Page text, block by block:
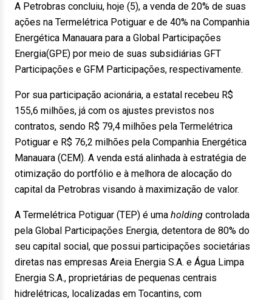
A Petrobras concluiu, hoje (5), a venda de 20% de suas
ações na Termelétrica Potiguar e de 40% na Companhia
Energética Manauara para a Global Participações
Energia(GPE) por meio de suas subsidiárias GFT
Participações e GFM Participações, respectivamente.
Por sua participação acionária, a estatal recebeu R$
155,6 milhões, já com os ajustes previstos nos
contratos, sendo R$ 79,4 milhões pela Termelétrica
Potiguar e R$ 76,2 milhões pela Companhia Energética
Manauara (CEM). A venda está alinhada à estratégia de
otimização do portfólio e à melhora de alocação do
capital da Petrobras visando à maximização de valor.
A Termelétrica Potiguar (TEP) é uma holding controlada
pela Global Participações Energia, detentora de 80% do
seu capital social, que possui participações societárias
diretas nas empresas Areia Energia S.A. e Água Limpa
Energia S.A., proprietárias de pequenas centrais
hidrelétricas, localizadas em Tocantins, com